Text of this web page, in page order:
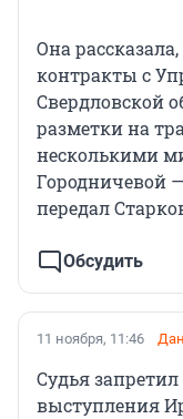
Она
контракты с
Свердловской
разметки на
несколькими
Городничевой
передал
Обсудить
11 ноября, 11:46
Судья
выступления